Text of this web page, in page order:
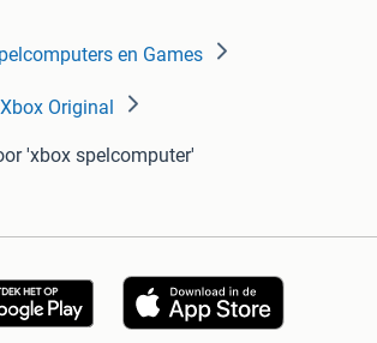
en Games
Original
'xbox spelcomputer'